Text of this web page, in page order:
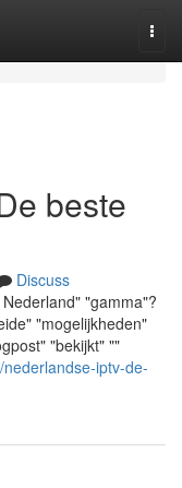
beste
Discuss
"gamma"?
"mogelijkheden"
"bekijkt" ""
iptv-de-